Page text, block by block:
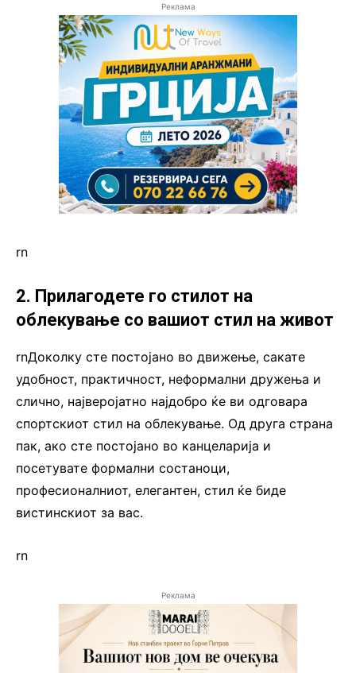
Реклама
rn
2. Прилагодете го стилот на
облекување со вашиот стил на живот
rnДоколку сте постојано во движење, сакате
удобност, практичност, неформални дружења и
слично, најверојатно најдобро ќе ви одговара
спортскиот стил на облекување. Од друга страна
пак, ако сте постојано во канцеларија и
посетувате формални состаноци,
професионалниот, елегантен, стил ќе биде
вистинскиот за вас.
rn
Реклама